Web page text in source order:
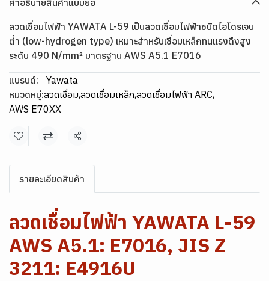
คำอธิบายสินค้าแบบย่อ
ลวดเชื่อมไฟฟ้า YAWATA L-59 เป็นลวดเชื่อมไฟฟ้าชนิดไฮโดรเจน
ต่ำ (low-hydrogen type) เหมาะสำหรับเชื่อมเหล็กทนแรงดึงสูง
ระดับ 490 N/mm² มาตรฐาน AWS A5.1 E7016
แบรนด์:
Yawata
หมวดหมู่:ลวดเชื่อม,ลวดเชื่อมเหล็ก,ลวดเชื่อมไฟฟ้า ARC,
AWS E70XX
แชร์
รายละเอียดสินค้า
ลวดเชื่อมไฟฟ้า YAWATA L-59
AWS A5.1: E7016, JIS Z
3211: E4916U